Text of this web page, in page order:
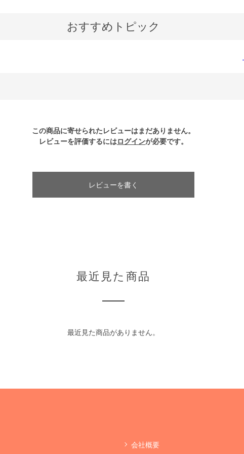
おすすめトピック
この商品に寄せられたレビューはまだありません。
レビューを評価するにはログインが必要です。
レビューを書く
最近見た商品
最近見た商品がありません。
会社概要